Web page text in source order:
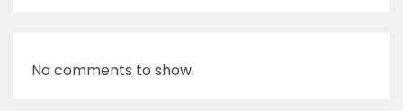
No comments to show.